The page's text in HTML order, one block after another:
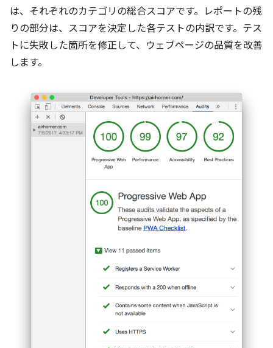
は、それぞれのカテゴリの総合スコアです。レポートの残
りの部分は、スコアを決定した各テストの内訳です。テス
トに失敗した箇所を修正して、ウェブページの品質を改善
します。